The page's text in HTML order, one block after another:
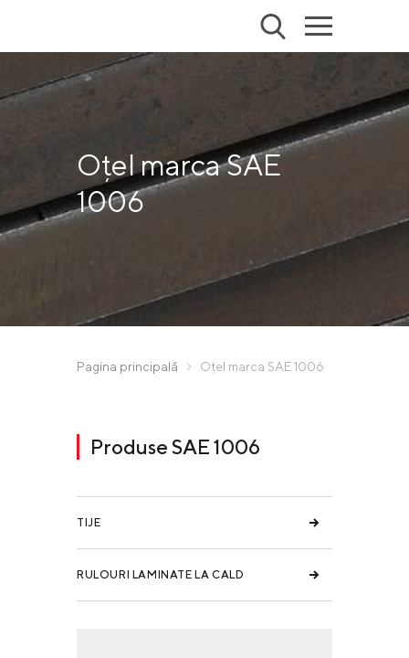
Oțel marca SAE
1006
Pagina principală Oțel marca SAE 1006
Produse SAE 1006
TIJE
RULOURI LAMINATE LA CALD